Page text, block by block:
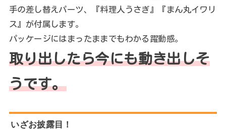
手の差し替えパーツ、『料理人うさぎ』『まん丸イワリ
ス』が付属します。
パッケージにはまったままでもわかる躍動感。
取り出したら今にも動き出しそ
うです。
いざお披露目！